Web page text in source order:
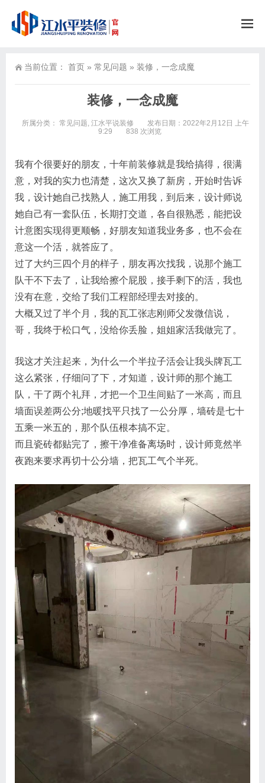
当前位置： 首页 » 常见问题 » 装修，一念成魔
装修，一念成魔
所属分类： 常见问题, 江水平说装修
发布日期：2022年2月12日 上午
9:29
838 次浏览
我有个很要好的朋友，十年前装修就是我给搞得，很满
意，对我的实力也清楚，这次又换了新房，开始时告诉
我，设计她自己找熟人，施工用我，到后来，设计师说
她自己有一套队伍，长期打交道，各自很熟悉，能把设
计意图实现得更顺畅，好朋友知道我业务多，也不会在
意这一个活，就答应了。
过了大约三四个月的样子，朋友再次找我，说那个施工
队干不下去了，让我给擦个屁股，接手剩下的活，我也
没有在意，交给了我们工程部经理去对接的。
大概又过了半个月，我的瓦工张志刚师父发微信说，
哥，我终于松口气，没给你丢脸，姐姐家活我做完了。
我这才关注起来，为什么一个半拉子活会让我头牌瓦工
这么紧张，仔细问了下，才知道，设计师的那个施工
队，干了两个礼拜，才把一个卫生间贴了一米高，而且
墙面误差两公分;地暖找平只找了一公分厚，墙砖是七十
五乘一米五的，那个队伍根本搞不定。
而且瓷砖都贴完了，擦干净准备离场时，设计师竟然半
夜跑来要求再切十公分墙，把瓦工气个半死。